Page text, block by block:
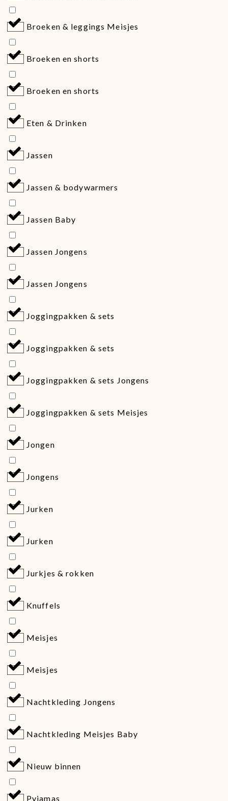
Broeken & leggings Meisjes
Broeken en shorts
Broeken en shorts
Eten & Drinken
Jassen
Jassen & bodywarmers
Jassen Baby
Jassen Jongens
Jassen Jongens
Joggingpakken & sets
Joggingpakken & sets
Joggingpakken & sets Jongens
Joggingpakken & sets Meisjes
Jongen
Jongens
Jurken
Jurken
Jurkjes & rokken
Knuffels
Meisjes
Meisjes
Nachtkleding Jongens
Nachtkleding Meisjes Baby
Nieuw binnen
Pyjamas